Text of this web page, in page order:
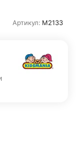
Артикул: M2133